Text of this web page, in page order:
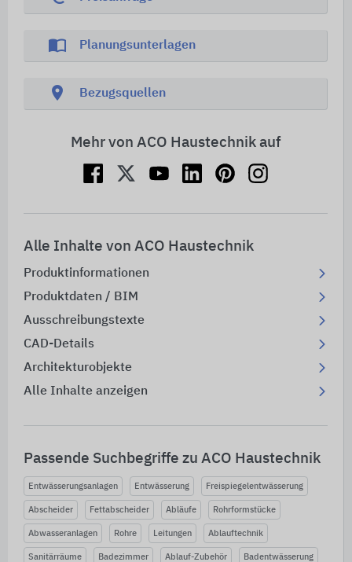
import_contacts Planungsunterlagen
location_on Bezugsquellen
Mehr von ACO Haustechnik auf
Alle Inhalte von ACO Haustechnik
Produktinformationen
Produktdaten / BIM
Ausschreibungstexte
CAD-Details
Architekturobjekte
Alle Inhalte anzeigen
Passende Suchbegriffe zu ACO Haustechnik
Entwässerungsanlagen Entwässerung Freispiegelentwässerung
Abscheider Fettabscheider Abläufe Rohrformstücke
Abwasseranlagen Rohre Leitungen Ablauftechnik
Sanitärräume Badezimmer Ablauf-Zubehör Badentwässerung